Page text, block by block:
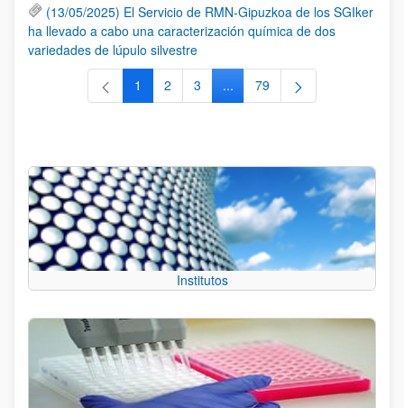
(13/05/2025) El Servicio de RMN-Gipuzkoa de los SGIker
ha llevado a cabo una caracterización química de dos
variedades de lúpulo silvestre
Página
1 Página
2 Página
3 ...Páginas intermedias Use TAB
Página
79
Institutos